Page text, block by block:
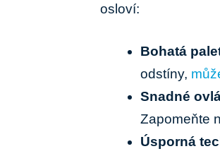
osloví:
Bohatá
odstíny,
Snadné
Zapomeňte
Úsporná